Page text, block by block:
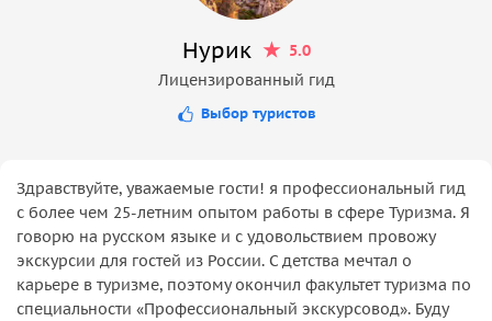
Hурик
5.0
Лицензированный гид
Выбор туристов
Здравствуйте, уважаемые гости! я профессиональный гид
с более чем 25-летним опытом работы в сфере Туризма. Я
говорю на русском языке и с удовольствием провожу
экскурсии для гостей из России. С детства мечтал о
карьере в туризме, поэтому окончил факультет туризма по
специальности «Профессиональный экскурсовод». Буду